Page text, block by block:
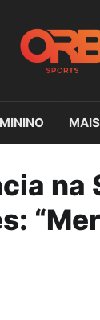
na